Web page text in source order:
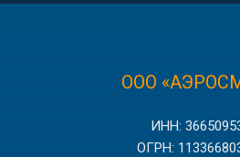
ООО
ИНН:
ОГРН: